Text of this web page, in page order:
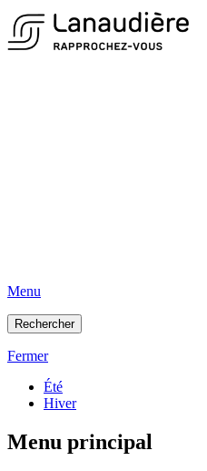
Menu
Rechercher
Fermer
Été
Hiver
Menu principal